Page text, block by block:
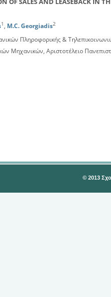
1 , M.C. Georgiadis2
Πληροφορικής &
Μηχανικών, Αριστοτέλειο
© 2013